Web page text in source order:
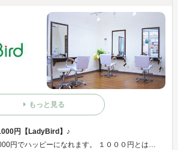
もっと見る
円【LadyBird】♪
所要時間は約３０分♪1000円でハッピーになれます。 １０００円とは思えない仕上がりをぜひ実感してみてください。